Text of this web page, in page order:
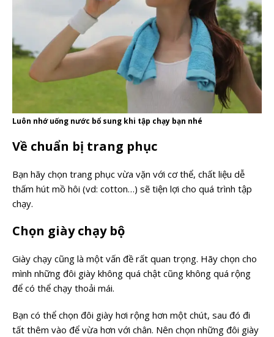
Luôn nhớ uống nước bổ sung khi tập chạy bạn nhé
Về chuẩn bị trang phục
Bạn hãy chọn trang phục vừa vặn với cơ thể, chất liệu dễ
thấm hút mồ hôi (vd: cotton…) sẽ tiện lợi cho quá trình tập
chạy.
Chọn giày chạy bộ
Giày chạy cũng là một vấn đề rất quan trọng. Hãy chọn cho
mình những đôi giày không quá chật cũng không quá rộng
để có thể chạy thoải mái.
Bạn có thể chọn đôi giày hơi rộng hơn một chút, sau đó đi
tất thêm vào để vừa hơn với chân. Nên chọn những đôi giày